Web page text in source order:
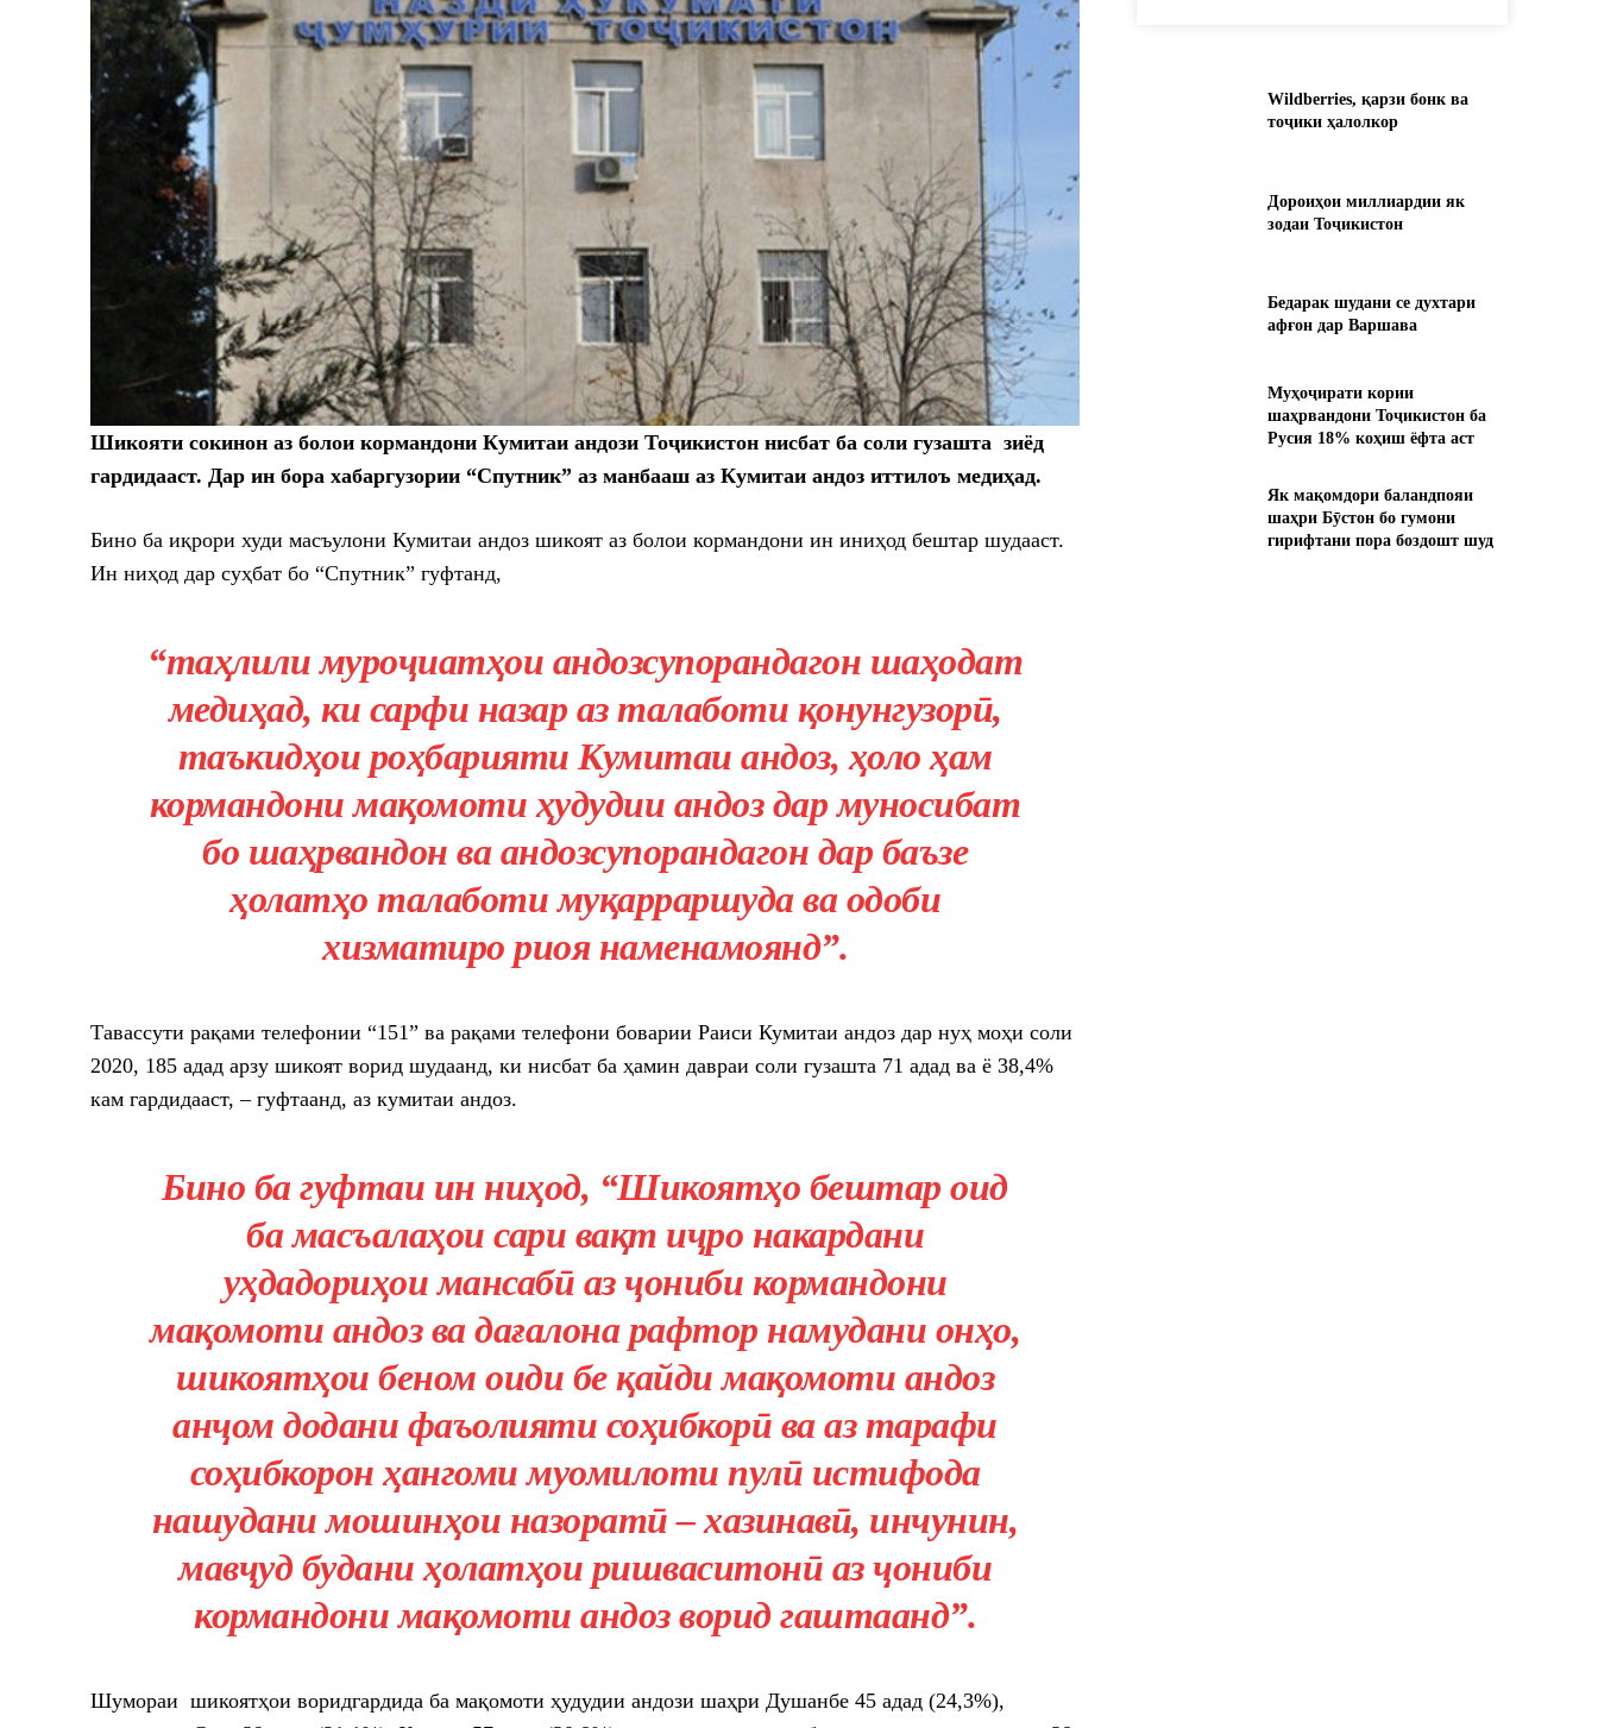
Шикояти сокинон аз болои кормандони Кумитаи андози Тоҷикистон нисбат ба соли гузашта зиёд
гардидааст. Дар ин бора хабаргузории “Спутник” аз манбааш аз Кумитаи андоз иттилоъ медиҳад.
Бино ба иқрори худи масъулони Кумитаи андоз шикоят аз болои кормандони ин иниҳод бештар шудааст.
Ин ниҳод дар суҳбат бо “Спутник” гуфтанд,
“таҳлили муроҷиатҳои андозсупорандагон шаҳодат
медиҳад, ки сарфи назар аз талаботи қонунгузорӣ,
таъкидҳои роҳбарияти Кумитаи андоз, ҳоло ҳам
кормандони мақомоти ҳудудии андоз дар муносибат
бо шаҳрвандон ва андозсупорандагон дар баъзе
ҳолатҳо талаботи муқарраршуда ва одоби
хизматиро риоя наменамоянд”.
Тавассути рақами телефонии “151” ва рақами телефони боварии Раиси Кумитаи андоз дар нуҳ моҳи соли
2020, 185 адад арзу шикоят ворид шудаанд, ки нисбат ба ҳамин давраи соли гузашта 71 адад ва ё 38,4%
кам гардидааст, – гуфтаанд, аз кумитаи андоз.
Бино ба гуфтаи ин ниҳод, “Шикоятҳо бештар оид
ба масъалаҳои сари вақт иҷро накардани
уҳдадориҳои мансабӣ аз ҷониби кормандони
мақомоти андоз ва дағалона рафтор намудани онҳо,
шикоятҳои беном оиди бе қайди мақомоти андоз
анҷом додани фаъолияти соҳибкорӣ ва аз тарафи
соҳибкорон ҳангоми муомилоти пулӣ истифода
нашудани мошинҳои назоратӣ – хазинавӣ, инчунин,
мавҷуд будани ҳолатҳои ришваситонӣ аз ҷониби
кормандони мақомоти андоз ворид гаштаанд”.
Шумораи шикоятҳои воридгардида ба мақомоти ҳудудии андози шаҳри Душанбе 45 адад (24,3%),
Wildberries, қарзи бонк ва
тоҷики ҳалолкор
Дороиҳои миллиардии як
зодаи Тоҷикистон
Бедарак шудани се духтари
афғон дар Варшава
Муҳоҷирати кории
шаҳрвандони Тоҷикистон ба
Русия 18% коҳиш ёфта аст
Як мақомдори баландпояи
шаҳри Бӯстон бо гумони
гирифтани пора боздошт шуд